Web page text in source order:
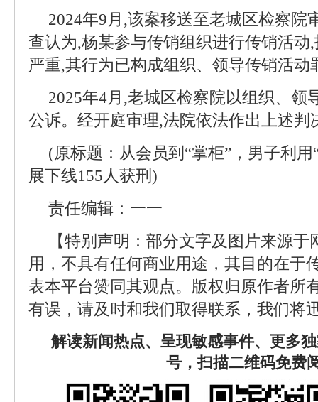
2024年9月,该案移送至老城区检察院
查认为,杨某参与传销组织进行传销活动
严重,其行为已构成组织、领导传销活动
2025年4月,老城区检察院以组织、领
公诉。经开庭审理,法院依法作出上述判
(原标题：从会员到“掌柜”，男子利
展下线155人获刑)
责任编辑：一一
【特别声明：部分文字及图片来源
用，不具有任何商业用途，其目的在于
表本平台赞同其观点。版权归原作者所
有误，请及时和我们取得联系，我们将
解读新闻热点、呈现敏感事件、更多
号，扫描二维码免费